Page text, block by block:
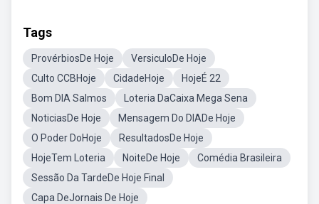
Tags
ProvérbiosDe Hoje
VersiculoDe Hoje
Culto CCBHoje
CidadeHoje
HojeÉ 22
Bom DIA Salmos
Loteria DaCaixa Mega Sena
NoticiasDe Hoje
Mensagem Do DIADe Hoje
O Poder DoHoje
ResultadosDe Hoje
HojeTem Loteria
NoiteDe Hoje
Comédia Brasileira
Sessão Da TardeDe Hoje Final
Capa DeJornais De Hoje